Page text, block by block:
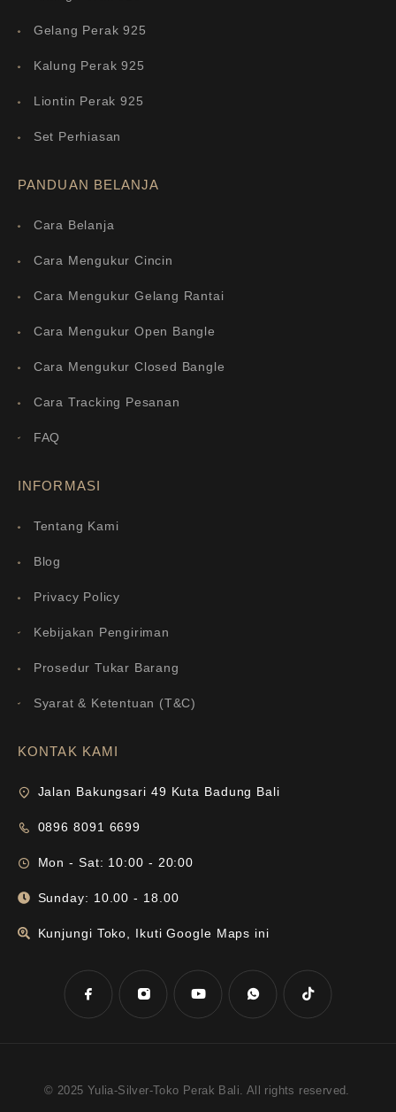
Gelang Perak 925
Kalung Perak 925
Liontin Perak 925
Set Perhiasan
PANDUAN BELANJA
Cara Belanja
Cara Mengukur Cincin
Cara Mengukur Gelang Rantai
Cara Mengukur Open Bangle
Cara Mengukur Closed Bangle
Cara Tracking Pesanan
FAQ
INFORMASI
Tentang Kami
Blog
Privacy Policy
Kebijakan Pengiriman
Prosedur Tukar Barang
Syarat & Ketentuan (T&C)
KONTAK KAMI
Jalan Bakungsari 49 Kuta Badung Bali
0896 8091 6699
Mon - Sat: 10:00 - 20:00
Sunday: 10.00 - 18.00
Kunjungi Toko, Ikuti Google Maps ini
© 2025 Yulia-Silver-Toko Perak Bali. All rights reserved.